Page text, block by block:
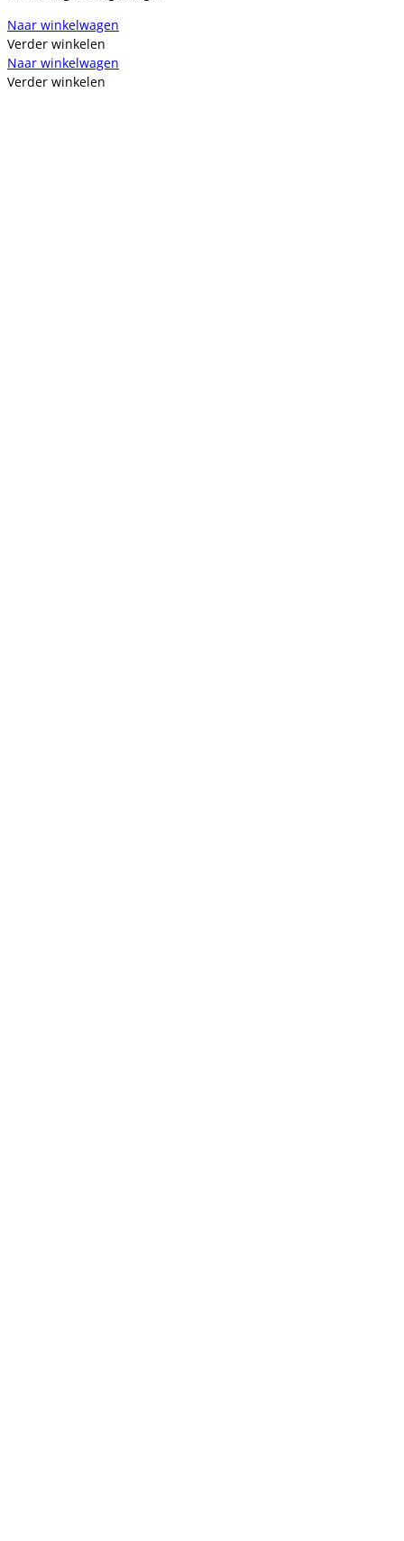
Naar winkelwagen
Verder winkelen
Naar winkelwagen
Verder winkelen